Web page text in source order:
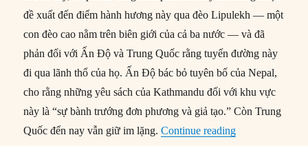
đề xuất đến điểm hành hương này qua đèo Lipulekh — một
con đèo cao nằm trên biên giới của cả ba nước — và đã
phản đối với Ấn Độ và Trung Quốc rằng tuyến đường này
đi qua lãnh thổ của họ. Ấn Độ bác bỏ tuyên bố của Nepal,
cho rằng những yêu sách của Kathmandu đối với khu vực
này là “sự bành trướng đơn phương và giả tạo.” Còn Trung
Quốc đến nay vẫn giữ im lặng.Continue reading“Nepal phải